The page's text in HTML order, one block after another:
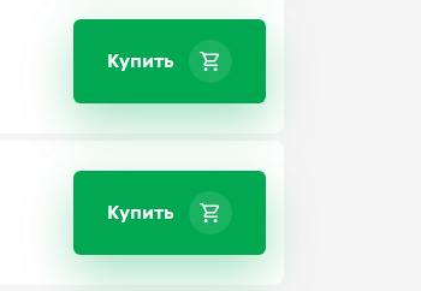
Купить
Купить